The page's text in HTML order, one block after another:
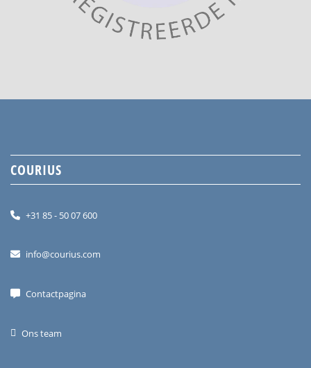
COURIUS
+31 85 - 50 07 600
info@courius.com
Contactpagina
Ons team